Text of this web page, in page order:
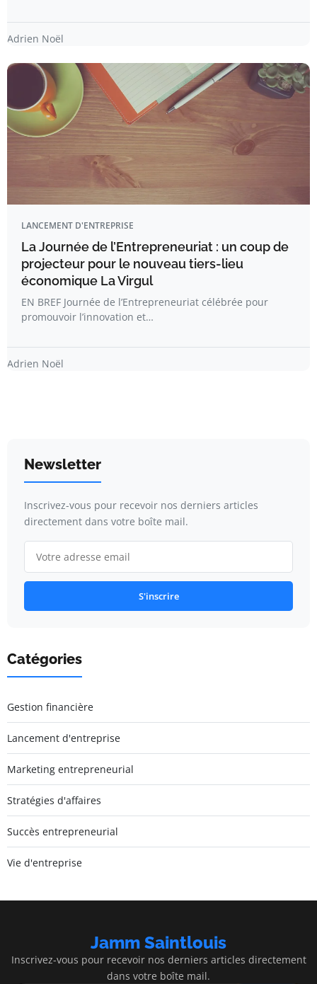
Adrien Noël
LANCEMENT D'ENTREPRISE
La Journée de l’Entrepreneuriat : un coup de
projecteur pour le nouveau tiers-lieu
économique La Virgul
EN BREF Journée de l’Entrepreneuriat célébrée pour
promouvoir l’innovation et…
Adrien Noël
Newsletter
Inscrivez-vous pour recevoir nos derniers articles
directement dans votre boîte mail.
S'inscrire
Catégories
Gestion financière
Lancement d'entreprise
Marketing entrepreneurial
Stratégies d'affaires
Succès entrepreneurial
Vie d'entreprise
Jamm Saintlouis
Inscrivez-vous pour recevoir nos derniers articles directement
dans votre boîte mail.